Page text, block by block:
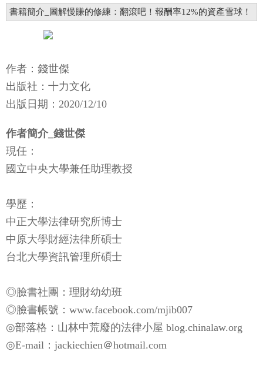
書籍簡介_圖解慢賺的修練：翻滾吧！報酬率12%的資產雪球！
作者：錢世傑
出版社：十力文化
出版日期：2020/12/10
作者簡介_錢世傑
現任：
國立中央大學兼任助理教授
學歷：
中正大學法律研究所博士
中原大學財經法律所碩士
台北大學資訊管理所碩士
◎臉書社團：理財幼幼班
◎臉書帳號：www.facebook.com/mjib007
◎部落格：山林中荒廢的法律小屋 blog.chinalaw.org
◎E-mail：jackiechien＠hotmail.com